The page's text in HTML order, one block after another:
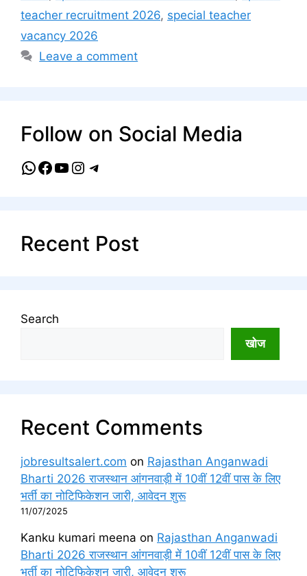
teacher recruitment 2026, special teacher
vacancy 2026
Leave a comment
Follow on Social Media
WhatsApp
Facebook
YouTube
Instagram
Telegram
Recent Post
Search
खोज
Recent Comments
jobresultsalert.com on Rajasthan Anganwadi
Bharti 2026 राजस्थान आंगनवाड़ी में 10वीं 12वीं पास के लिए
भर्ती का नोटिफिकेशन जारी, आवेदन शुरू
11/07/2025
Kanku kumari meena on Rajasthan Anganwadi
Bharti 2026 राजस्थान आंगनवाड़ी में 10वीं 12वीं पास के लिए
भर्ती का नोटिफिकेशन जारी, आवेदन शुरू